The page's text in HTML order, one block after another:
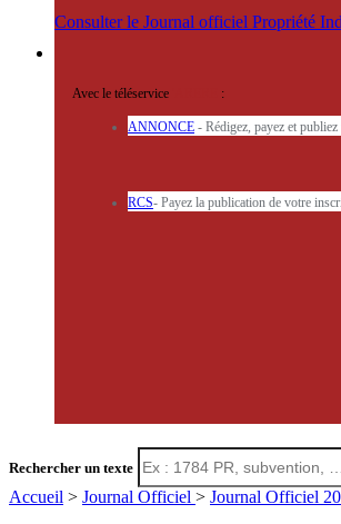
Consulter le Journal officiel Propriété
Avec le téléservice :
ANNONCE - Rédigez, payez et
RCS- Payez la publication de votre
Rechercher un texte
Accueil > Journal Officiel > Journal Officiel